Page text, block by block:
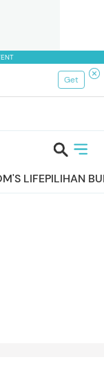
Get
LIFEPILIHAN